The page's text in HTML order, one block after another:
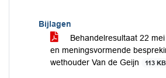
Bijlagen
Behandelresultaat 22
en meningsvormende
wethouder Van de Geijn
113 KB